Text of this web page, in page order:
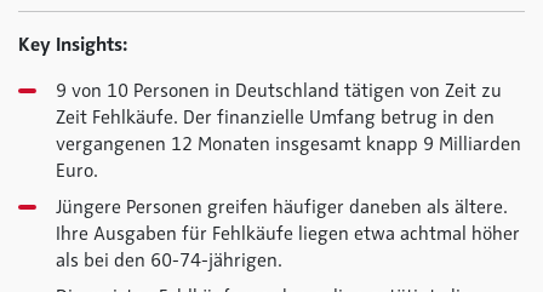
Key Insights:
9 von 10 Personen in Deutschland tätigen von Zeit zu
Zeit Fehlkäufe. Der finanzielle Umfang betrug in den
vergangenen 12 Monaten insgesamt knapp 9 Milliarden
Euro.
Jüngere Personen greifen häufiger daneben als ältere.
Ihre Ausgaben für Fehlkäufe liegen etwa achtmal höher
als bei den 60-74-jährigen.